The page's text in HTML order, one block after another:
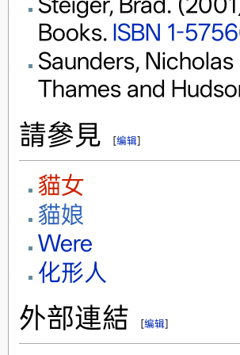
Books. ISBN 1-
Saunders,
Thames and
請參見 [编辑]
貓女
貓娘
Were
化形人
外部連結 [编辑]